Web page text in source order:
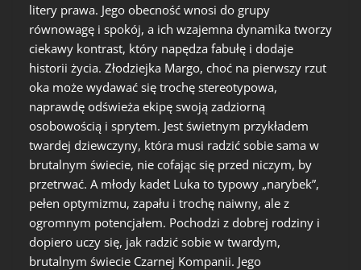
litery prawa. Jego obecność wnosi do grupy
równowagę i spokój, a ich wzajemna dynamika tworzy
ciekawy kontrast, który napędza fabułę i dodaje
historii życia. Złodziejka Margo, choć na pierwszy rzut
oka może wydawać się trochę stereotypowa,
naprawdę odświeża ekipę swoją zadziorną
osobowością i sprytem. Jest świetnym przykładem
twardej dziewczyny, która musi radzić sobie sama w
brutalnym świecie, nie cofając się przed niczym, by
przetrwać. A młody kadet Luka to typowy „narybek”,
pełen optymizmu, zapału i trochę naiwny, ale z
ogromnym potencjałem. Pochodzi z dobrej rodziny i
dopiero uczy się, jak radzić sobie w twardym,
brutalnym świecie Czarnej Kompanii. Jego